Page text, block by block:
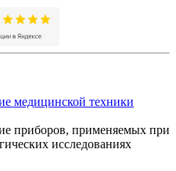
медицинской техники
приборов, применяемых при
исследованиях